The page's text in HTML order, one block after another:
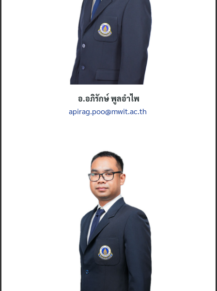
อ.อภิรักษ์ พูลอำไพ
apirag.poo@mwit.ac.th